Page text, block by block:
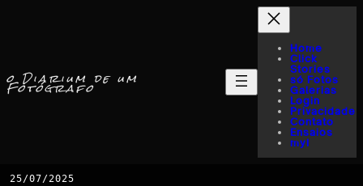
o Diarium de um
Fotógrafo
Home
Click
Stories
só Fotos
Galerias
Login
Privacidade
Contato
Ensaios
myI
25/07/2025